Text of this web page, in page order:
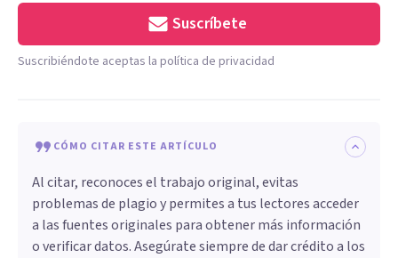
Suscríbete
Suscribiéndote aceptas la política de privacidad
CÓMO CITAR ESTE ARTÍCULO
Al citar, reconoces el trabajo original, evitas
problemas de plagio y permites a tus lectores acceder
a las fuentes originales para obtener más información
o verificar datos. Asegúrate siempre de dar crédito a los